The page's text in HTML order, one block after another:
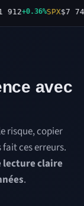
912+0.36%SPX$7
avec
risque, copier
ces erreurs.
lecture claire
.